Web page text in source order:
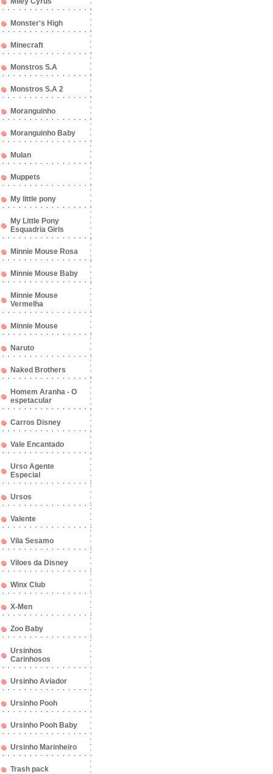
Monster's High
Minecraft
Monstros S.A
Monstros S.A 2
Moranguinho
Moranguinho Baby
Mulan
Muppets
My little pony
My Little Pony
Esquadria Girls
Minnie Mouse Rosa
Minnie Mouse Baby
Minnie Mouse
Vermelha
Minnie Mouse
Naruto
Naked Brothers
Homem Aranha - O
espetacular
Carros Disney
Vale Encantado
Urso Agente
Especial
Ursos
Valente
Vila Sesamo
Viloes da Disney
Winx Club
X-Men
Zoo Baby
Ursinhos
Carinhosos
Ursinho Aviador
Ursinho Pooh
Ursinho Pooh Baby
Ursinho Marinheiro
Trash pack